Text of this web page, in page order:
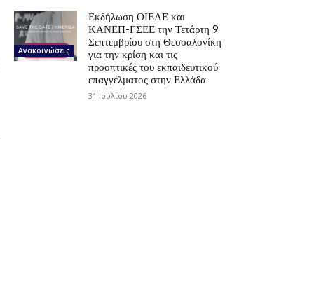
Ανακοινώσεις
Εκδήλωση ΟΙΕΛΕ και
ΚΑΝΕΠ-ΓΣΕΕ την Τετάρτη 9
Σεπτεμβρίου στη Θεσσαλονίκη
για την κρίση και τις
προοπτικές του εκπαιδευτικού
επαγγέλματος στην Ελλάδα
31 Ιουλίου 2026